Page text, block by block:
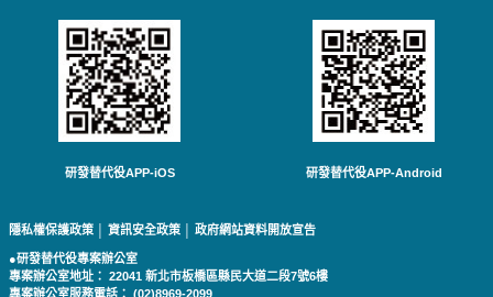
研發替代役APP-iOS 研發替代役APP-Android
隱私權保護政策 資訊安全政策 政府網站資料開放宣告
●研發替代役專案辦公室
專案辦公室地址： 22041 新北市板橋區縣民大道二段7號6樓
專案辦公室服務電話： (02)8969-2099